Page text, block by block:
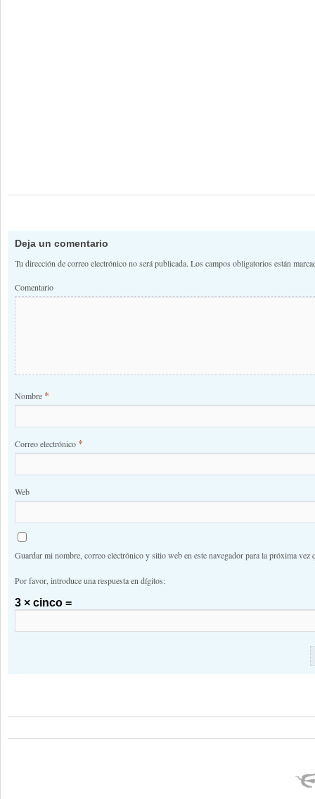
Deja un comentario
Tu dirección de correo electrónico no será publicada. Los campos obligatorios están
Comentario
Nombre *
Correo electrónico *
Web
Guardar mi nombre, correo electrónico y sitio web en este navegador para la próxima vez
Por favor, introduce una respuesta en dígitos:
3 × cinco =